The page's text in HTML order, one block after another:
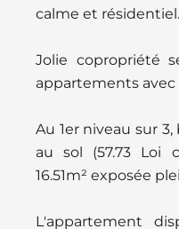
calme et résidentiel.
Jolie copropriété
appartements avec
Au 1er niveau sur
au sol (57.73 Loi
16.51m² exposée
L'appartement